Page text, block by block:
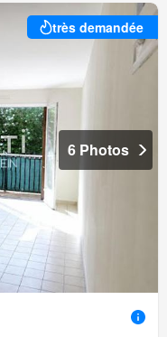
très demandée
6 Photos